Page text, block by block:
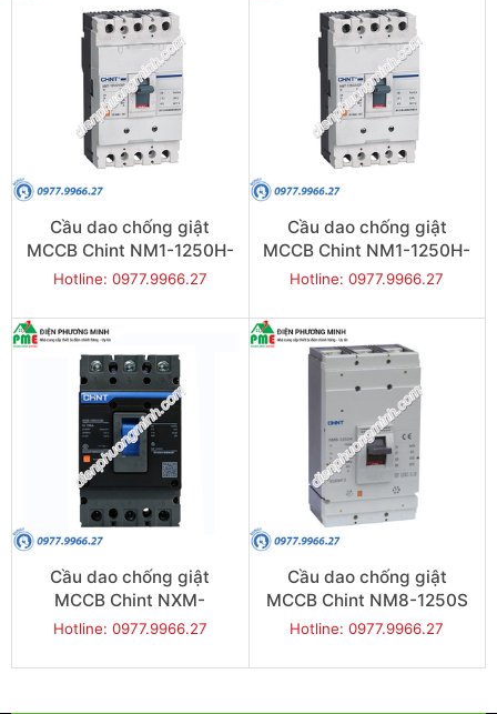
Cầu dao chống giật
MCCB Chint NM1-1250H-
1000 65KA 3P
Hotline: 0977.9966.27
Cầu dao chống giật
MCCB Chint NM1-1250H-
1250 65KA 3P
Hotline: 0977.9966.27
Cầu dao chống giật
MCCB Chint NXM-
400S/3300-315 50KA 3P
Hotline: 0977.9966.27
Cầu dao chống giật
MCCB Chint NM8-1250S
50KA 3P
Hotline: 0977.9966.27